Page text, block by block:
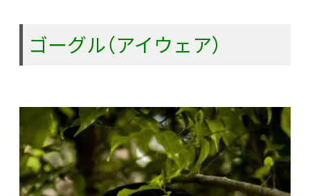
ゴーグル（アイウェア）